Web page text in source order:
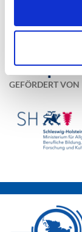
GEFÖRDERT VON